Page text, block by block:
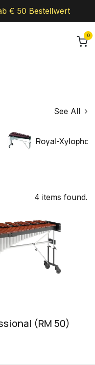
€ 50 Bestellwert
0
See All
Royal-Xylophon
4 items found.
(RM 50)